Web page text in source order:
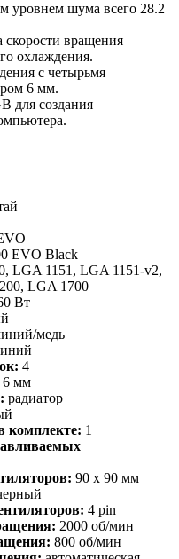
уровнем шума всего 28.2
скорости вращения
охлаждения.
с четырьмя
6 мм.
для создания
EVO Black
LGA 1151, LGA 1151-v2,
LGA 1700
Вт
медь
4
6 мм
радиатор
комплекте: 1
90 x 90 мм
4 pin
2000 об/мин
800 об/мин